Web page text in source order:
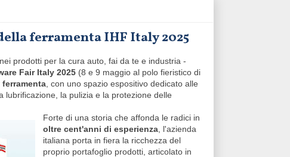
ferramenta IHF Italy 2025
prodotti per la cura auto, fai da te e industria -
Fair Italy 2025 (8 e 9 maggio al polo fieristico di
, con uno spazio espositivo dedicato alle
lubrificazione, la pulizia e la protezione delle
Forte di una storia che affonda le radici in
oltre cent'anni di esperienza, l'azienda
italiana porta in fiera la ricchezza del
proprio portafoglio prodotti, articolato in